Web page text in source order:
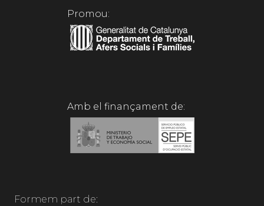
Promou:
Amb el finançament de:
Formem part de: